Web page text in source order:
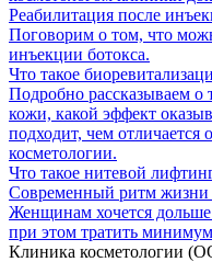
Реабилитация после
Поговорим о том, что
инъекции ботокса.
Что такое
Подробно рассказываем о
кожи, какой эффект
подходит, чем
косметологии.
Что такое нитевой
Современный ритм жизни
Женщинам хочется дольше
при этом тратить
Клиника